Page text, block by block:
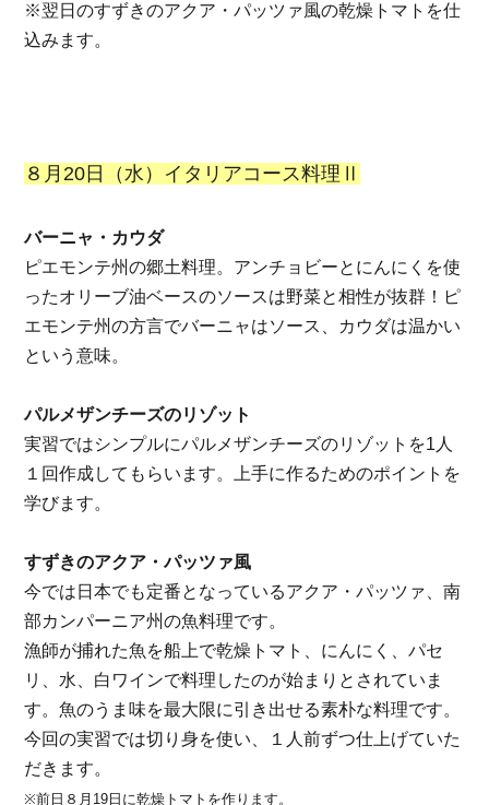
※翌日のすずきのアクア・パッツァ風の乾燥トマトを仕
込みます。
８月20日（水）イタリアコース料理Ⅱ
バーニャ・カウダ
ピエモンテ州の郷土料理。アンチョビーとにんにくを使
ったオリーブ油ベースのソースは野菜と相性が抜群！ピ
エモンテ州の方言でバーニャはソース、カウダは温かい
という意味。
パルメザンチーズのリゾット
実習ではシンプルにパルメザンチーズのリゾットを1人
１回作成してもらいます。
上手に作るためのポイントを
学びます。
すずきのアクア・パッツァ風
今では日本でも定番となっているアクア・パッツァ、南
部カンパーニア州の魚料理です。
漁師が捕れた魚を船上で乾燥トマト、にんにく、パセ
リ、水、白ワインで料理したのが始まりとされていま
す。魚のうま味を最大限に引き出せる素朴な料理です。
今回の実習では切り身を使い、１人前ずつ仕上げていた
だきます。
※前日８月19日に乾燥トマトを作ります。